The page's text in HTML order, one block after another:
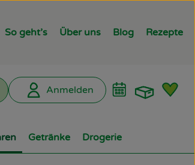
So geht’s Über uns Blog Rezepte
Anmelden
Getränke Drogerie